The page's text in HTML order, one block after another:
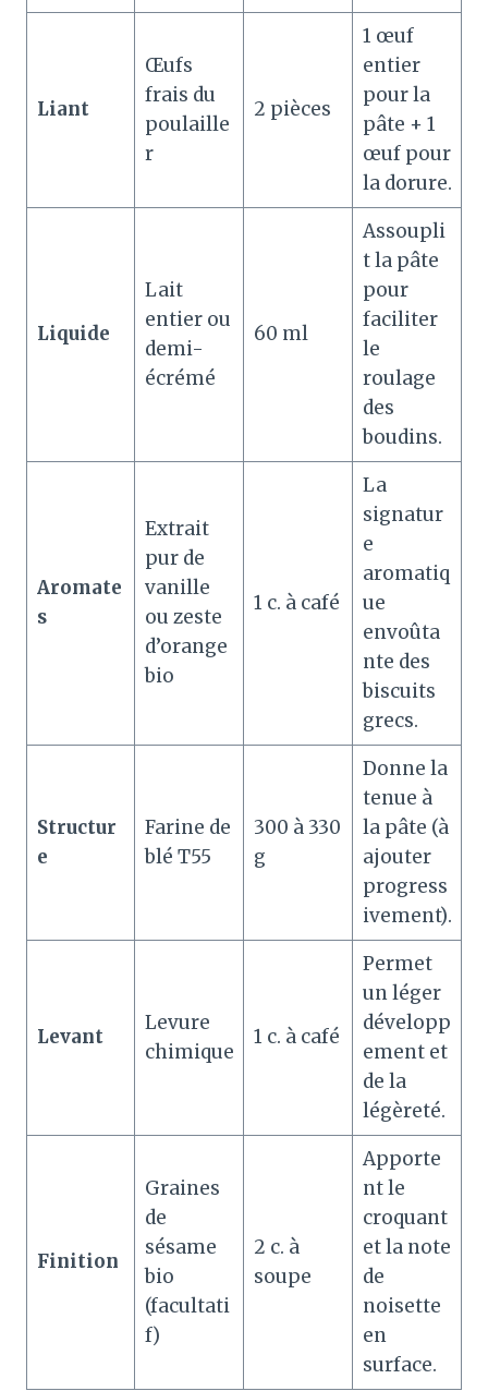
Liant
Œufs
frais du
poulaille
r
2 pièces
1 œuf
entier
pour la
pâte + 1
œuf pour
la dorure.
Liquide
Lait
entier ou
demi-
écrémé
60 ml
Assoupli
t la pâte
pour
faciliter
le
roulage
des
boudins.
Aromate
s
Extrait
pur de
vanille
ou zeste
d’orange
bio
1 c. à café
La
signatur
e
aromatiq
ue
envoûta
nte des
biscuits
grecs.
Structur
e
Farine de
blé T55
300 à 330
g
Donne la
tenue à
la pâte (à
ajouter
progress
ivement).
Levant
Levure
chimique
1 c. à café
Permet
un léger
développ
ement et
de la
légèreté.
Finition
Graines
de
sésame
bio
(facultati
f)
2 c. à
soupe
Apporte
nt le
croquant
et la note
de
noisette
en
surface.